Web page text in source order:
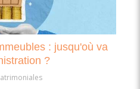
: jusqu'où va
?